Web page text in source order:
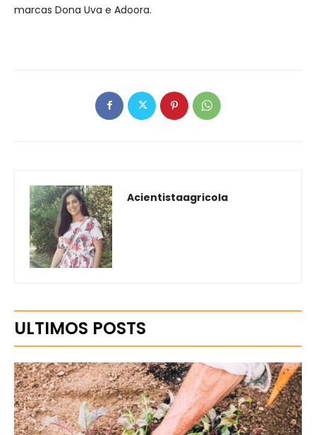
marcas Dona Uva e Adoora.
Acientistaagricola
ULTIMOS POSTS